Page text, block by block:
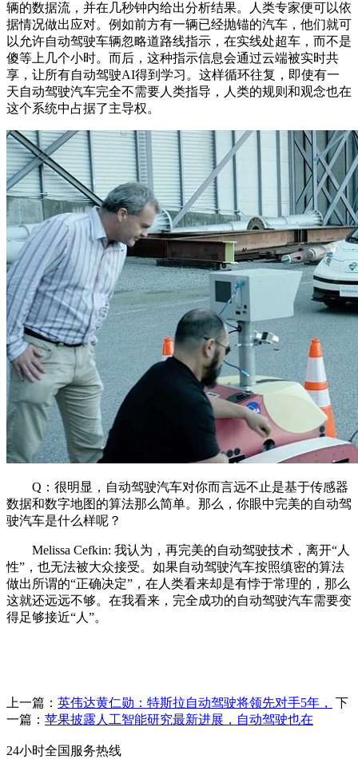
辆的数据流，并在几秒钟内给出分析结果。人类专家便可以依
据情况做出应对。例如前方有一辆已经抛锚的汽车，他们就可
以允许自动驾驶车辆忽略道路线指示，在实线处超车，而不是
傻等上几个小时。而后，这种指示信息会通过云端被实时共
享，让所有自动驾驶AI得到学习。这样循环往复，即使有一
天自动驾驶汽车完全不需要人类指导，人类的规则和观念也在
这个系统中占据了主导权。
Q：很明显，自动驾驶汽车对你而言远不止是基于传感器
数据和数字地图的算法那么简单。那么，你眼中完美的自动驾
驶汽车是什么样呢？
Melissa Cefkin: 我认为，再完美的自动驾驶技术，离开“人
性”，也无法被大众接受。如果自动驾驶汽车按照缜密的算法
做出所谓的“正确决定”，在人类看来却是有悖于常理的，那么
这就还远远不够。在我看来，完全成功的自动驾驶汽车需要变
得足够接近“人”。
上一篇： 英伟达黄仁勋：特斯拉自动驾驶将领先对手5年，
下
一篇： 苹果披露人工智能研究最新进展，自动驾驶也在
24小时全国服务热线